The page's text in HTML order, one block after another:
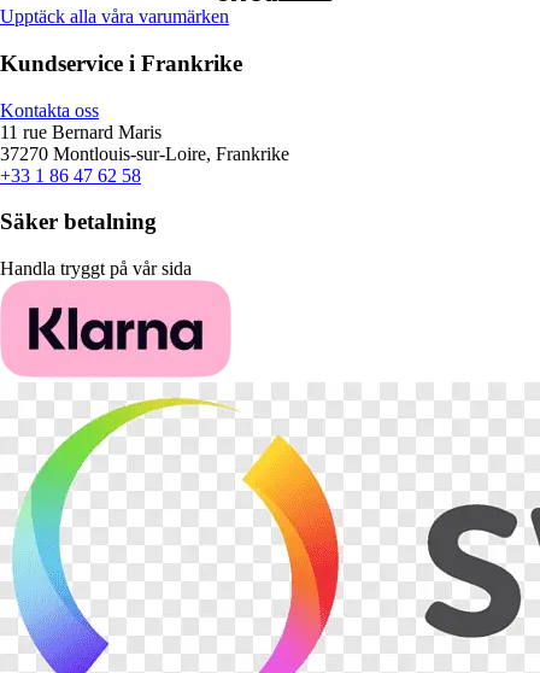
Upptäck alla våra varumärken
Kundservice i Frankrike
Kontakta oss
11 rue Bernard Maris
37270 Montlouis-sur-Loire, Frankrike
+33 1 86 47 62 58
Säker betalning
Handla tryggt på vår sida